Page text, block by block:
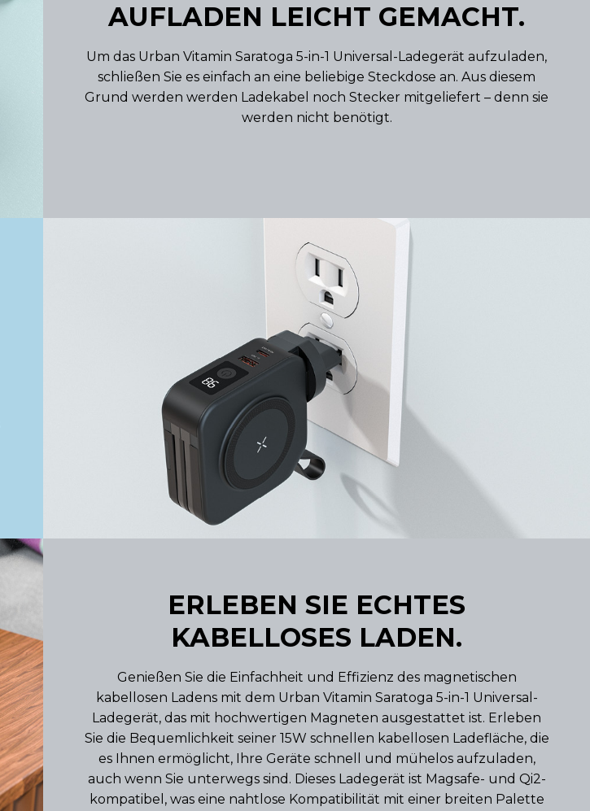
AUFLADEN LEICHT GEMACHT.
Um das Urban Vitamin Saratoga 5-in-1 Universal-Ladegerät aufzuladen,
schließen Sie es einfach an eine beliebige Steckdose an. Aus diesem
Grund werden werden Ladekabel noch Stecker mitgeliefert – denn sie
werden nicht benötigt.
ERLEBEN SIE ECHTES
KABELLOSES LADEN.
Genießen Sie die Einfachheit und Effizienz des magnetischen
kabellosen Ladens mit dem Urban Vitamin Saratoga 5-in-1 Universal-
Ladegerät, das mit hochwertigen Magneten ausgestattet ist. Erleben
Sie die Bequemlichkeit seiner 15W schnellen kabellosen Ladefläche, die
es Ihnen ermöglicht, Ihre Geräte schnell und mühelos aufzuladen,
auch wenn Sie unterwegs sind. Dieses Ladegerät ist Magsafe- und Qi2-
kompatibel, was eine nahtlose Kompatibilität mit einer breiten Palette